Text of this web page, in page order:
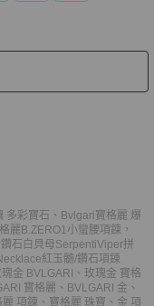
多彩寶石 、 Bvlgari寶格麗 爆
麗B.ZERO1小蠻腰項鍊，
石白貝母SerpentiViper拼
紅玉髓/鑽石項鍊
瑰金 BVLGARI 、 玫瑰金 寶格
寶格麗 、 BVLGARI 金 、
麗 項鍊 、 寶格麗 珠寶 、 金 項